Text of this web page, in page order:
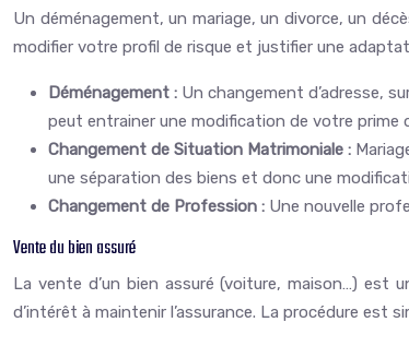
Un déménagement, un mariage, un divorce, un
modifier votre profil de risque et justifier une
Déménagement : Un changement d’adresse,
peut entrainer une modification de votre prime
Changement de Situation Matrimoniale :
une séparation des biens et donc une
Changement de Profession : Une nouvelle
Vente du bien assuré
La vente d’un bien assuré (voiture, maison…) est
d’intérêt à maintenir l’assurance. La procédure est